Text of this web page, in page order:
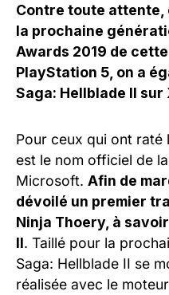
Contre toute attente,
la prochaine
Awards 2019 de
PlayStation 5, on a
Saga: Hellblade II sur
Pour ceux qui ont raté
est le nom officiel de
Microsoft. Afin de
dévoilé un premier
Ninja Thoery, à
II. Taillé pour la
Saga: Hellblade II se
réalisée avec le